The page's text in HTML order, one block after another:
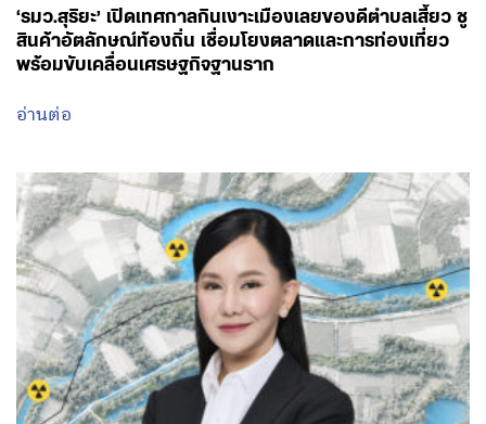
‘รมว.สุริยะ’ เปิดเทศกาลกินเงาะเมืองเลยของดีตำบลเสี้ยว ชู
สินค้าอัตลักษณ์ท้องถิ่น เชื่อมโยงตลาดและการท่องเที่ยว
พร้อมขับเคลื่อนเศรษฐกิจฐานราก
อ่านต่อ